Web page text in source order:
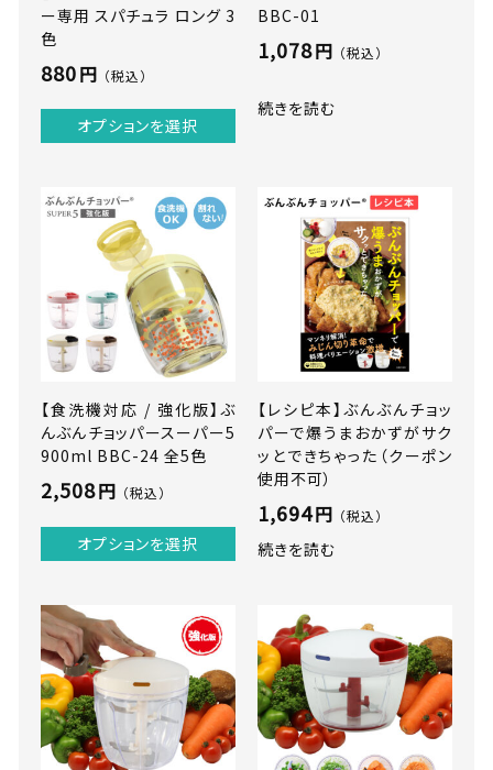
ー専用 スパチュラ ロング 3
色
880円 （税込）
オプションを選択
BBC-01
1,078円 （税込）
続きを読む
【食洗機対応 / 強化版】ぶ
んぶんチョッパースーパー5
900ml BBC-24 全5色
2,508円 （税込）
オプションを選択
【レシピ本】ぶんぶんチョッ
パーで爆うまおかずがサク
ッとできちゃった（クーポン
使用不可）
1,694円 （税込）
続きを読む